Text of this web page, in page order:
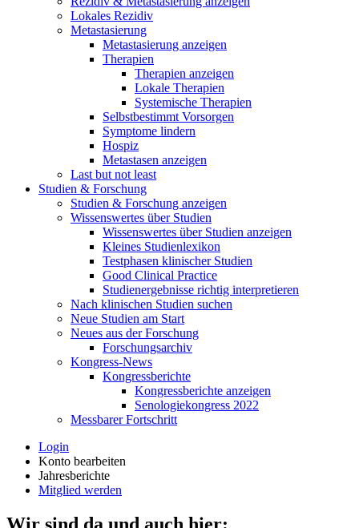
Lokales Rezidiv
Metastasierung
Metastasierung anzeigen
Therapien
Therapien anzeigen
Lokale Therapien
Systemische Therapien
Selbstbestimmt Vorsorgen
Symptome lindern
Hospiz
Metastasen anzeigen
Last but not least
Studien & Forschung
Studien & Forschung anzeigen
Wissenswertes über Studien
Wissenswertes über Studien anzeigen
Kleines Studienlexikon
Testphasen klinischer Studien
Good Clinical Practice
Studienergebnisse richtig interpretieren
Nach klinischen Studien suchen
Neue Studien am Start
Neues aus der Forschung
Forschungsarchiv
Kongress-News
Kongressberichte
Kongressberichte anzeigen
Senologiekongress 2022
Messbarer Fortschritt
Login
Konto bearbeiten
Jahresberichte
Mitglied werden
Wir sind da und auch hier: